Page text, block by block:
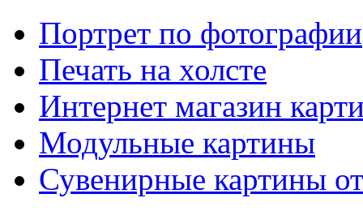
Портрет по фотографии
Печать на холсте
Интернет магазин
Модульные картины
Сувенирные картины